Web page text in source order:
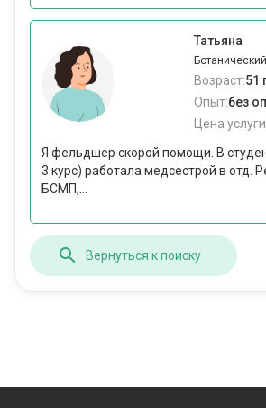
Татьяна
Возраст:51
Опыт:без
Цена
Я фельдшер скорой помощи. В
3 курс) работала медсестрой в отд.
БСМП,...
Вернуться к поиску